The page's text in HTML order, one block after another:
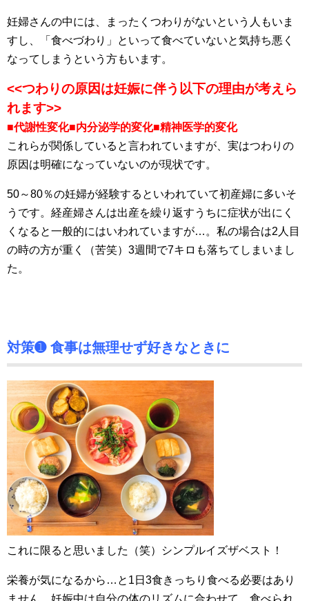
妊婦さんの中には、まったくつわりがないという人もいま
すし、「食べづわり」といって食べていないと気持ち悪く
なってしまうという方もいます。
<<つわりの原因は妊娠に伴う以下の理由が考えら
れます>>
■代謝性変化■内分泌学的変化■精神医学的変化
これらが関係していると言われていますが、実はつわりの
原因は明確になっていないのが現状です。
50～80％の妊婦が経験するといわれていて初産婦に多いそ
うです。経産婦さんは出産を繰り返すうちに症状が出にく
くなると一般的にはいわれていますが…。私の場合は2人目
の時の方が重く（苦笑）3週間で7キロも落ちてしまいまし
た。
対策➊ 食事は無理せず好きなときに
これに限ると思いました（笑）シンプルイズザベスト！
栄養が気になるから…と1日3食きっちり食べる必要はあり
ません。妊娠中は自分の体のリズムに合わせて、食べられ